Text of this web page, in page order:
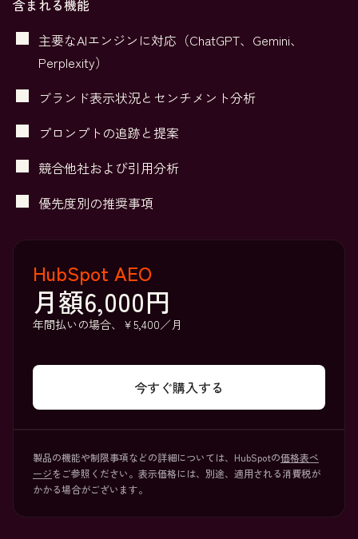
含まれる機能
主要なAIエンジンに対応（ChatGPT、Gemini、
Perplexity）
ブランド表示状況とセンチメント分析
プロンプトの追跡と提案
競合他社および引用分析
優先度別の推奨事項
HubSpot AEO
月額6,000円
年間払いの場合、￥5,400／月
今すぐ購入する
製品の機能や制限事項などの詳細については、HubSpotの価格表ペ
ージをご参照ください。表示価格には、別途、適用される消費税が
かかる場合がございます。